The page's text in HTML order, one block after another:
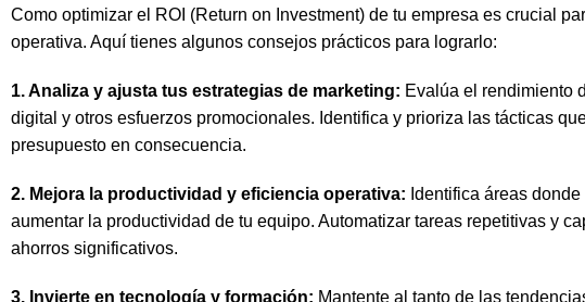
Como optimizar el ROI (Return on Investment) de tu empresa es crucial
operativa. Aquí tienes algunos consejos prácticos para lograrlo:
1. Analiza y ajusta tus estrategias de marketing: Evalúa el rendimiento
digital y otros esfuerzos promocionales. Identifica y prioriza las tácticas
presupuesto en consecuencia.
2. Mejora la productividad y eficiencia operativa: Identifica áreas
aumentar la productividad de tu equipo. Automatizar tareas repetitivas y
ahorros significativos.
3. Invierte en tecnología y formación: Mantente al tanto de las